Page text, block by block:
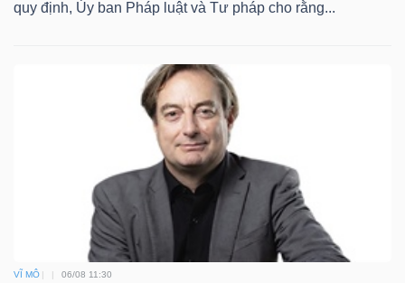
quy định, Ủy ban Pháp luật và Tư pháp cho rằng...
VĨ MÔ 06/08 11:30